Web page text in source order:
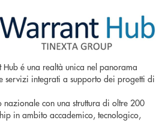
é una realtà unica nel panorama
integrati a supporto dei progetti di
nazionale con una struttura di oltre 200
in ambito accademico, tecnologico,